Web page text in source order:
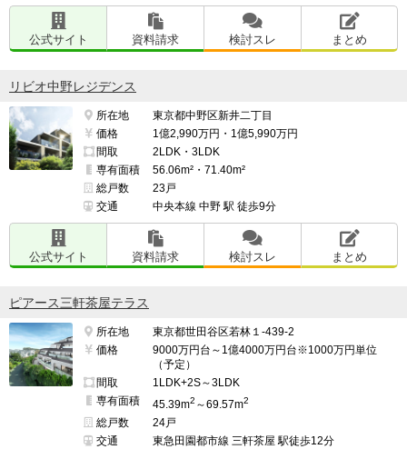
公式サイト 資料請求 検討スレ まとめ
リビオ中野レジデンス
所在地
東京都中野区新井二丁目
価格
1億2,990万円・1億5,990万円
間取
2LDK・3LDK
専有面積
56.06m²・71.40m²
総戸数
23戸
交通
中央本線 中野 駅 徒歩9分
公式サイト 資料請求 検討スレ まとめ
ピアース三軒茶屋テラス
所在地
東京都世田谷区若林１-439-2
価格
9000万円台～1億4000万円台※1000万円単位
（予定）
間取
1LDK+2S～3LDK
専有面積
45.39m2 ～69.57m2
総戸数
24戸
交通
東急田園都市線 三軒茶屋 駅徒歩12分